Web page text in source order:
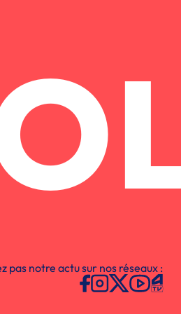
pas notre actu sur nos réseaux :